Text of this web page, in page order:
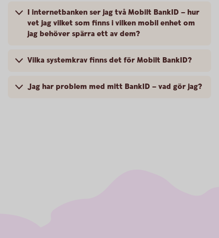
I internetbanken ser jag två Mobilt BankID – hur
vet jag vilket som finns i vilken mobil enhet om
jag behöver spärra ett av dem?
Vilka systemkrav finns det för Mobilt BankID?
Jag har problem med mitt BankID – vad gör jag?